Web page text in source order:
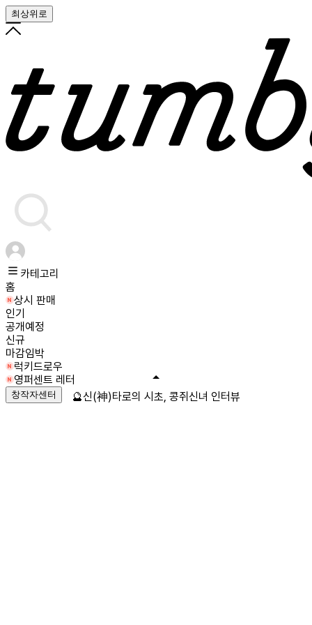
최상위로
카테고리
홈
상시 판매
인기
공개예정
신규
마감임박
럭키드로우
영퍼센트 레터
창작자센터 🔮신(神)타로의 시초, 콩쥐신녀 인터뷰